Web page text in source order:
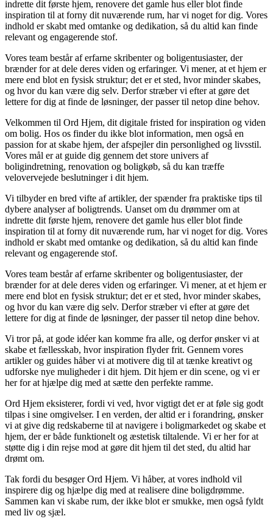
indrette dit første hjem, renovere det gamle hus eller blot finde
inspiration til at forny dit nuværende rum, har vi noget for dig. Vores
indhold er skabt med omtanke og dedikation, så du altid kan finde
relevant og engagerende stof.
Vores team består af erfarne skribenter og boligentusiaster, der
brænder for at dele deres viden og erfaringer. Vi mener, at et hjem er
mere end blot en fysisk struktur; det er et sted, hvor minder skabes,
og hvor du kan være dig selv. Derfor stræber vi efter at gøre det
lettere for dig at finde de løsninger, der passer til netop dine behov.
Velkommen til Ord Hjem, dit digitale fristed for inspiration og viden
om bolig. Hos os finder du ikke blot information, men også en
passion for at skabe hjem, der afspejler din personlighed og livsstil.
Vores mål er at guide dig gennem det store univers af
boligindretning, renovation og boligkøb, så du kan træffe
velovervejede beslutninger i dit hjem.
Vi tilbyder en bred vifte af artikler, der spænder fra praktiske tips til
dybere analyser af boligtrends. Uanset om du drømmer om at
indrette dit første hjem, renovere det gamle hus eller blot finde
inspiration til at forny dit nuværende rum, har vi noget for dig. Vores
indhold er skabt med omtanke og dedikation, så du altid kan finde
relevant og engagerende stof.
Vores team består af erfarne skribenter og boligentusiaster, der
brænder for at dele deres viden og erfaringer. Vi mener, at et hjem er
mere end blot en fysisk struktur; det er et sted, hvor minder skabes,
og hvor du kan være dig selv. Derfor stræber vi efter at gøre det
lettere for dig at finde de løsninger, der passer til netop dine behov.
Vi tror på, at gode idéer kan komme fra alle, og derfor ønsker vi at
skabe et fællesskab, hvor inspiration flyder frit. Gennem vores
artikler og guides håber vi at motivere dig til at tænke kreativt og
udforske nye muligheder i dit hjem. Dit hjem er din scene, og vi er
her for at hjælpe dig med at sætte den perfekte ramme.
Ord Hjem eksisterer, fordi vi ved, hvor vigtigt det er at føle sig godt
tilpas i sine omgivelser. I en verden, der altid er i forandring, ønsker
vi at give dig redskaberne til at navigere i boligmarkedet og skabe et
hjem, der er både funktionelt og æstetisk tiltalende. Vi er her for at
støtte dig i din rejse mod at gøre dit hjem til det sted, du altid har
drømt om.
Tak fordi du besøger Ord Hjem. Vi håber, at vores indhold vil
inspirere dig og hjælpe dig med at realisere dine boligdrømme.
Sammen kan vi skabe rum, der ikke blot er smukke, men også fyldt
med liv og sjæl.